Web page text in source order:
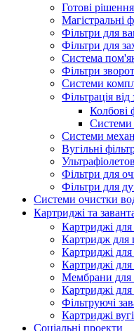
Готові
Магістральні
Фільтри для
Фільтри для
Система
Фільтри
Системи
Фільтрація
Колбові
Системи
Системи
Вугільні
Фільтри для
Фільтри для
Системи очистки
Картриджі та
Картриджі для
Картридж для
Картриджі для
Картриджі
Мембрани для
Картриджі для
Фільтруючі
Картриджі
Соціальні проекти